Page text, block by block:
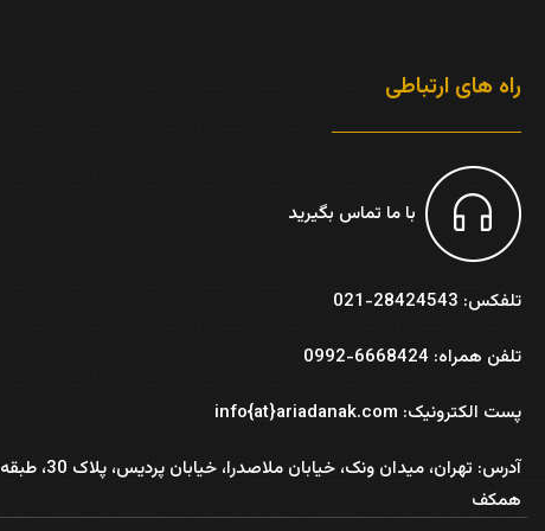
راه های ارتباطی
با ما تماس بگیرید
تلفکس: 28424543-021
تلفن همراه: 6668424-0992
پست الکترونیک: info{at}ariadanak.com
آدرس:
تهران، میدان ونک، خیابان ملاصدرا، خیابان پردیس، پلاک 30، طبقه
همکف